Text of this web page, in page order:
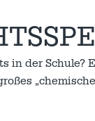
in der Schule?